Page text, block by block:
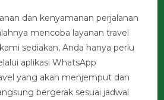
dan kenyamanan perjalanan
mencoba layanan travel
sediakan, Anda hanya perlu
aplikasi WhatsApp
yang akan menjemput dan
bergerak sesuai jadwal